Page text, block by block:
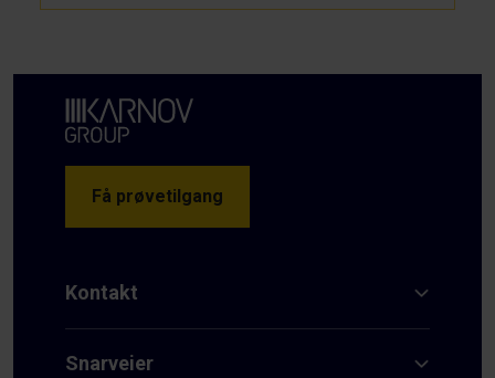
Få prøvetilgang
Kontakt
Snarveier